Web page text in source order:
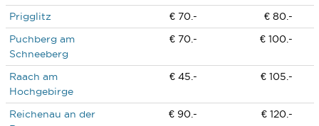
Prigglitz
€ 70.-
€ 80.-
Puchberg am
Schneeberg
€ 70.- € 100.-
Raach am
Hochgebirge
€ 45.- € 105.-
Reichenau an der
€ 90.- € 120.-